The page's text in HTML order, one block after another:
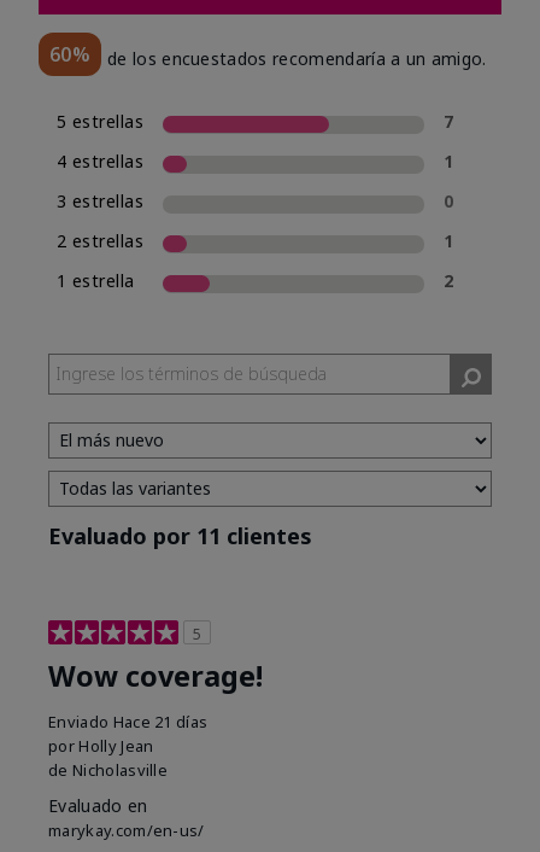
60% de los encuestados recomendaría a un amigo.
5 estrellas
7
4 estrellas
1
3 estrellas
0
2 estrellas
1
1 estrella
2
Evaluado por 11 clientes
5
Wow coverage!
Enviado Hace 21 días
por Holly Jean
de Nicholasville
Evaluado en
marykay.com/en-us/